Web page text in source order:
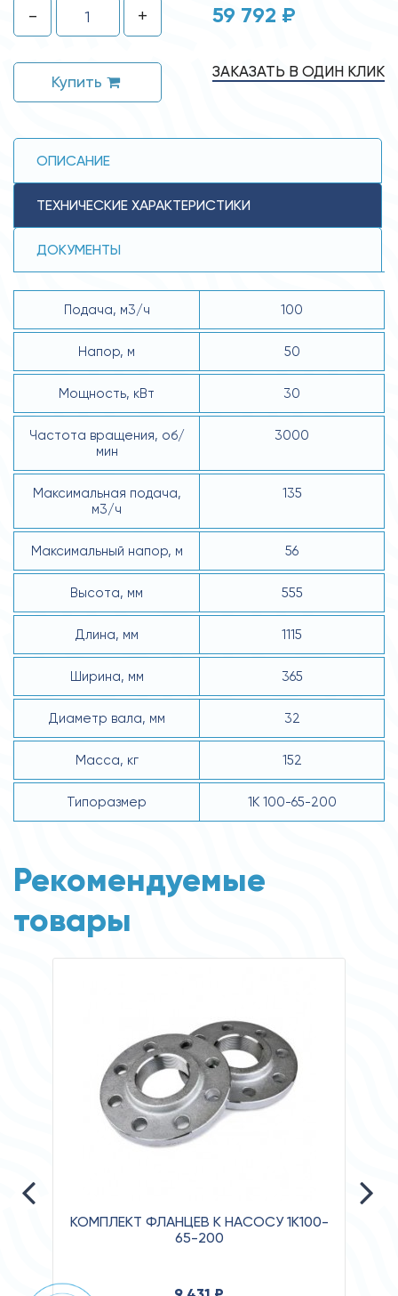
- +
Купить
59 792 ₽
ЗАКАЗАТЬ В ОДИН КЛИК
ОПИСАНИЕ
ТЕХНИЧЕСКИЕ ХАРАКТЕРИСТИКИ
ДОКУМЕНТЫ
Подача, м3/ч 100
Напор, м 50
Мощность, кВт 30
Частота вращения, об/
мин
3000
Максимальная подача,
м3/ч
135
Максимальный напор, м 56
Высота, мм 555
Длина, мм 1115
Ширина, мм 365
Диаметр вала, мм 32
Масса, кг 152
Типоразмер 1К 100-65-200
Рекомендуемые
товары
КОМПЛЕКТ ФЛАНЦЕВ К НАСОСУ 1К100-
65-200